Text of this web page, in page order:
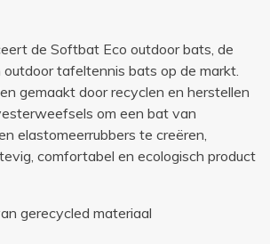
de Softbat Eco outdoor bats, de
tafeltennis bats op de markt.
gemaakt door recyclen en herstellen
om een bat van
elastomeerrubbers te creëren,
comfortabel en ecologisch product
gerecycled materiaal